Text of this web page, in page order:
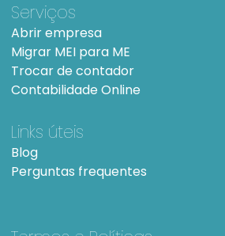
Serviços
Abrir empresa
Migrar MEI para ME
Trocar de contador
Contabilidade Online
Links úteis
Blog
Perguntas frequentes